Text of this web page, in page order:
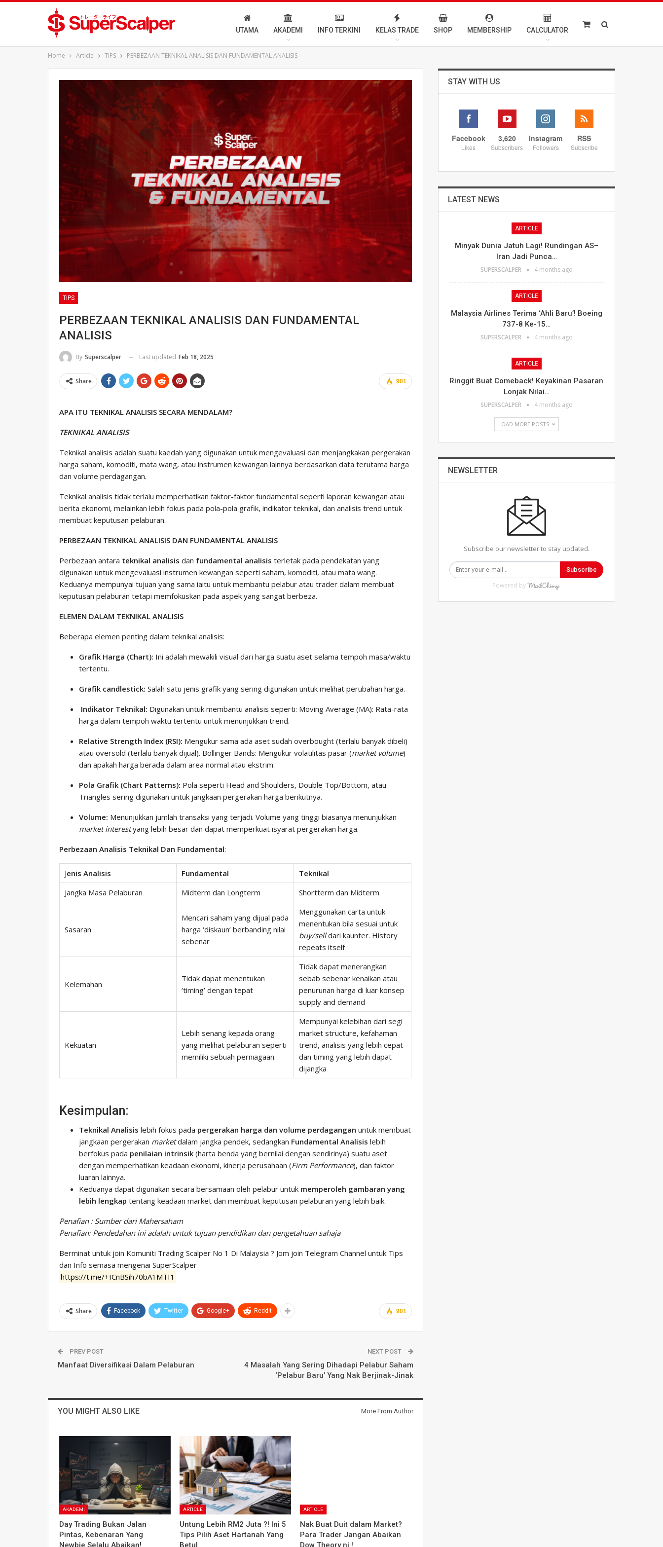
UTAMA AKADEMI INFO TERKINI KELAS TRADE SHOP MEMBERSHIP CALCULATOR
Home Article TIPS PERBEZAAN TEKNIKAL ANALISIS DAN FUNDAMENTAL ANALISIS
TIPS
PERBEZAAN TEKNIKAL ANALISIS DAN FUNDAMENTAL
ANALISIS
By Superscalper Last updated Feb 18, 2025
901
Share
APA ITU TEKNIKAL ANALISIS SECARA MENDALAM?
TEKNIKAL ANALISIS
Teknikal analisis adalah suatu kaedah yang digunakan untuk mengevaluasi dan menjangkakan pergerakan
harga saham, komoditi, mata wang, atau instrumen kewangan lainnya berdasarkan data terutama harga
dan volume perdagangan.
Teknikal analisis tidak terlalu memperhatikan faktor-faktor fundamental seperti laporan kewangan atau
berita ekonomi, melainkan lebih fokus pada pola-pola grafik, indikator teknikal, dan analisis trend untuk
membuat keputusan pelaburan.
PERBEZAAN TEKNIKAL ANALISIS DAN FUNDAMENTAL ANALISIS
Perbezaan antara teknikal analisis dan fundamental analisis terletak pada pendekatan yang
digunakan untuk mengevaluasi instrumen kewangan seperti saham, komoditi, atau mata wang.
Keduanya mempunyai tujuan yang sama iaitu untuk membantu pelabur atau trader dalam membuat
keputusan pelaburan tetapi memfokuskan pada aspek yang sangat berbeza.
ELEMEN DALAM TEKNIKAL ANALISIS
Beberapa elemen penting dalam teknikal analisis:
Grafik Harga (Chart): Ini adalah mewakili visual dari harga suatu aset selama tempoh masa/waktu
tertentu.
Grafik candlestick: Salah satu jenis grafik yang sering digunakan untuk melihat perubahan harga.
Indikator Teknikal: Digunakan untuk membantu analisis seperti: Moving Average (MA): Rata-rata
harga dalam tempoh waktu tertentu untuk menunjukkan trend.
Relative Strength Index (RSI): Mengukur sama ada aset sudah overbought (terlalu banyak dibeli)
atau oversold (terlalu banyak dijual). Bollinger Bands: Mengukur volatilitas pasar (market volume)
dan apakah harga berada dalam area normal atau ekstrim.
Pola Grafik (Chart Patterns): Pola seperti Head and Shoulders, Double Top/Bottom, atau
Triangles sering digunakan untuk jangkaan pergerakan harga berikutnya.
Volume: Menunjukkan jumlah transaksi yang terjadi. Volume yang tinggi biasanya menunjukkan
market interestyang lebih besar dan dapat memperkuat isyarat pergerakan harga.
Perbezaan Analisis Teknikal Dan Fundamental:
Jenis Analisis Fundamental
Teknikal
Jangka Masa Pelaburan
Midterm dan Longterm Shortterm dan Midterm
Sasaran
Mencari saham yang dijual pada
harga ‘diskaun’ berbanding nilai
sebenar
Menggunakan carta untuk
menentukan bila sesuai untuk
buy/selldari kaunter. History
repeats itself
Kelemahan
Tidak dapat menentukan
‘timing’ dengan tepat
Tidak dapat menerangkan
sebab sebenar kenaikan atau
penurunan harga di luar konsep
supply and demand
Kekuatan
Lebih senang kepada orang
yang melihat pelaburan seperti
memiliki sebuah perniagaan.
Mempunyai kelebihan dari segi
market structure, kefahaman
trend, analisis yang lebih cepat
dan timing yang lebih dapat
dijangka
Kesimpulan:
Teknikal Analisis lebih fokus pada pergerakan harga dan volume perdagangan untuk membuat
jangkaan pergerakan marketdalam jangka pendek, sedangkan Fundamental Analisis lebih
berfokus pada penilaian intrinsik (harta benda yang bernilai dengan sendirinya) suatu aset
dengan memperhatikan keadaan ekonomi, kinerja perusahaan (Firm Performance), dan faktor
luaran lainnya.
Keduanya dapat digunakan secara bersamaan oleh pelabur untuk memperoleh gambaran yang
lebih lengkap tentang keadaan market dan membuat keputusan pelaburan yang lebih baik.
Penafian : Sumber dari Mahersaham
Penafian: Pendedahan ini adalah untuk tujuan pendidikan dan pengetahuan sahaja
Berminat untuk join Komuniti Trading Scalper No 1 Di Malaysia ? Jom join Telegram Channel untuk Tips
dan Info semasa mengenai SuperScalper
https://t.me/+ICnBSih70bA1MTI1
901
Share Facebook Twitter Google+ ReddIt
PREV POST
Manfaat Diversifikasi Dalam Pelaburan
NEXT POST
4 Masalah Yang Sering Dihadapi Pelabur Saham
‘Pelabur Baru’ Yang Nak Berjinak-Jinak
YOU MIGHT ALSO LIKE More From Author
AKADEMI
Day Trading Bukan Jalan
Pintas, Kebenaran Yang
Newbie Selalu Abaikan!
ARTICLE
Untung Lebih RM2 Juta ?! Ini 5
Tips Pilih Aset Hartanah Yang
Betul
ARTICLE
Nak Buat Duit dalam Market?
Para Trader Jangan Abaikan
Dow Theory ni !
STAY WITH US
Facebook
Likes
3,620
Subscribers
Instagram
Followers
RSS
Subscribe
LATEST NEWS
ARTICLE
Minyak Dunia Jatuh Lagi! Rundingan AS–
Iran Jadi Punca…
SUPERSCALPER 4 months ago
ARTICLE
Malaysia Airlines Terima ‘Ahli Baru’! Boeing
737-8 Ke-15…
SUPERSCALPER 4 months ago
ARTICLE
Ringgit Buat Comeback! Keyakinan Pasaran
Lonjak Nilai…
SUPERSCALPER 4 months ago
LOAD MORE POSTS
NEWSLETTER
Subscribe our newsletter to stay updated.
Subscribe
Powered by